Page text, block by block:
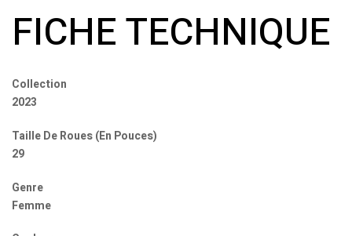
FICHE TECHNIQUE
Collection
2023
Taille De Roues (En Pouces)
29
Genre
Femme